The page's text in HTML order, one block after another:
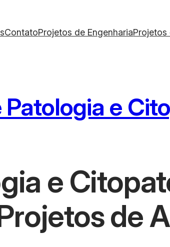
ContatoProjetos de EngenhariaProjetos
e
e
de